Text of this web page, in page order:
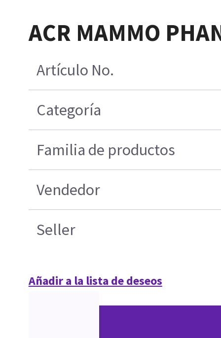
ACR MAMMO
Artículo No.
Categoría
Familia de productos
Vendedor
Seller
Añadir a la lista de deseos